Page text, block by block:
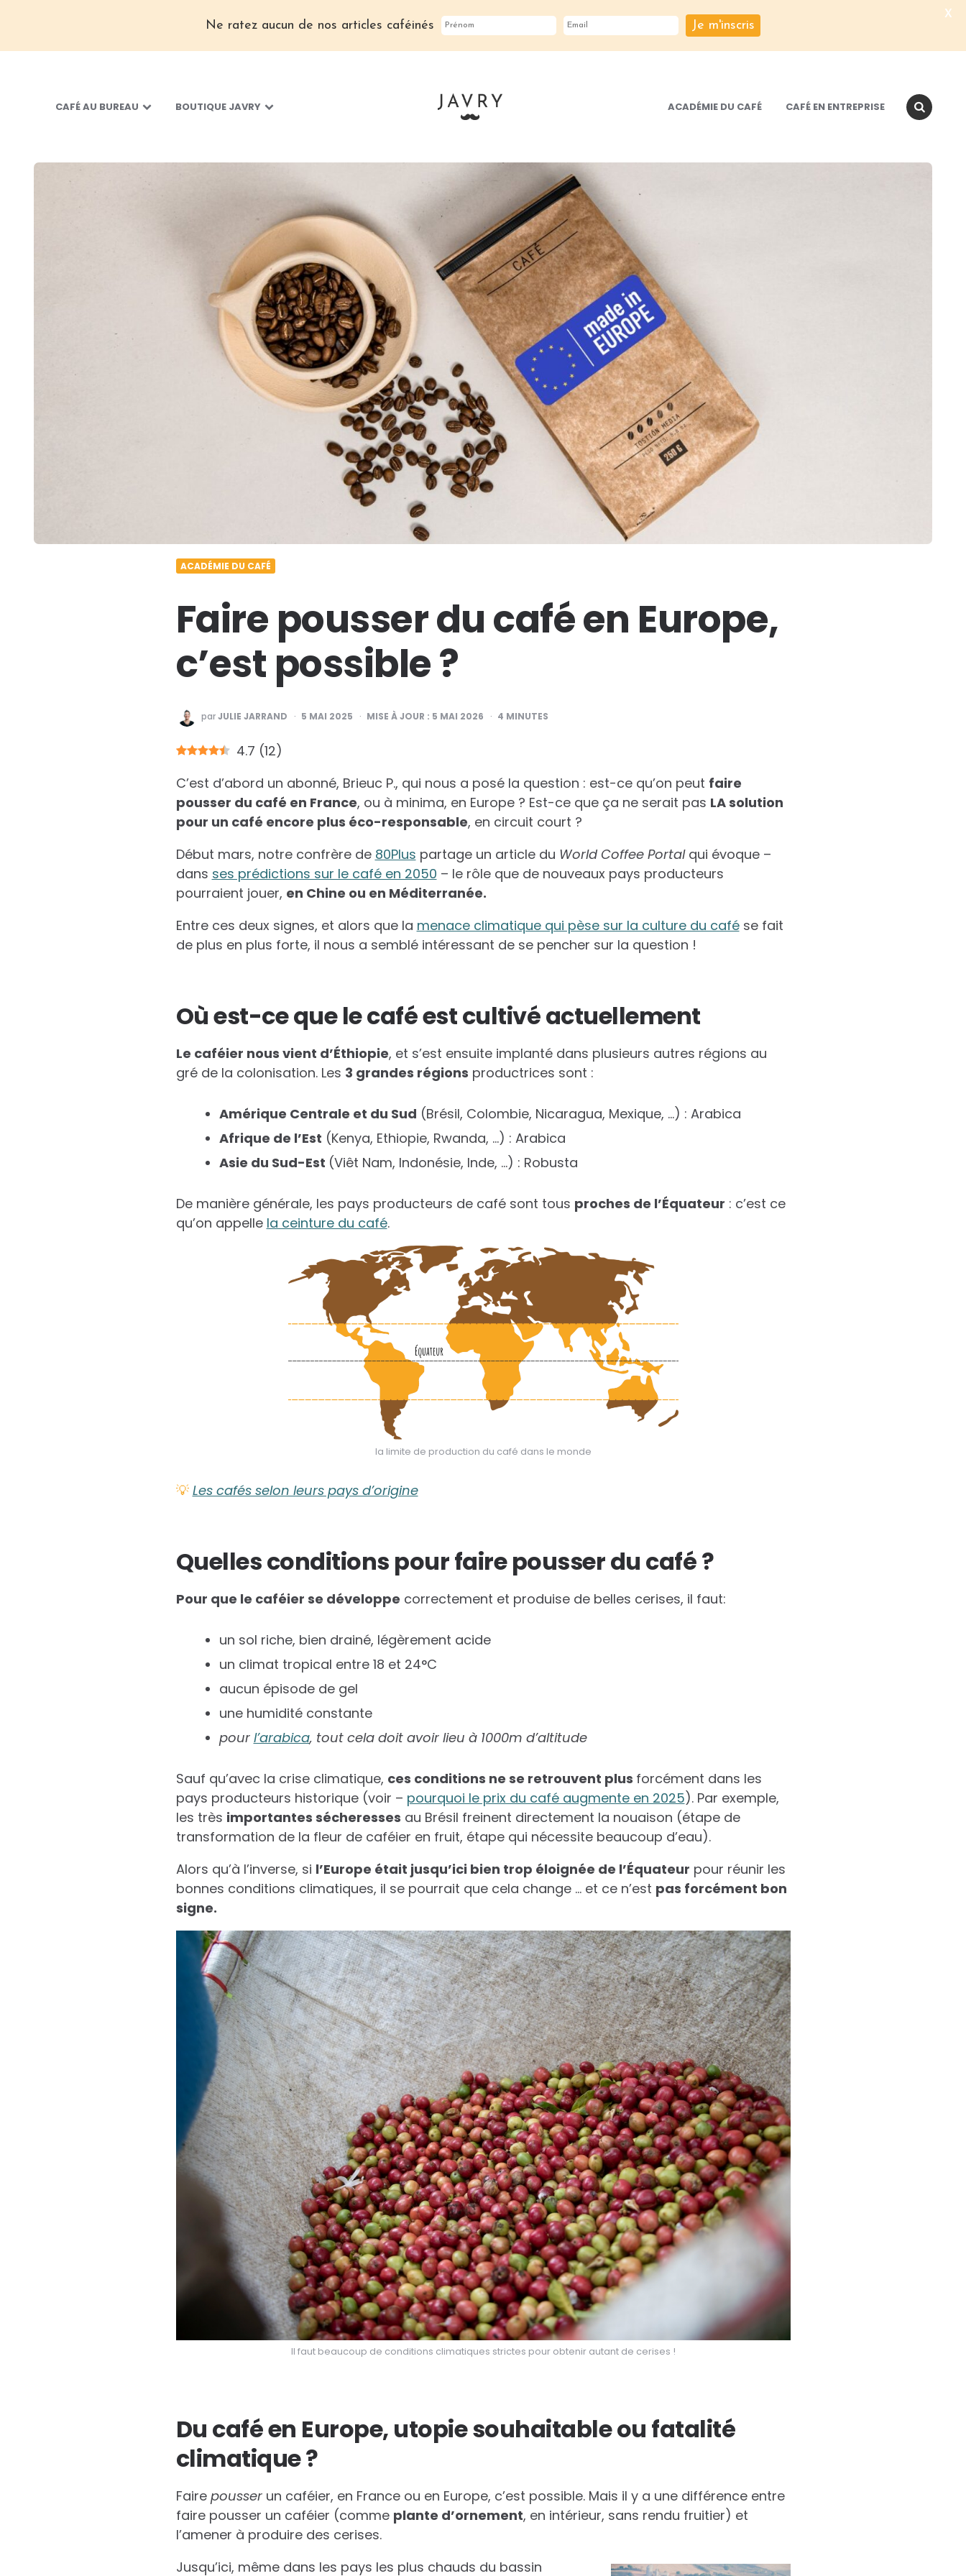
CAFÉ AU BUREAU BOUTIQUE JAVRY ACADÉMIE DU CAFÉ CAFÉ EN ENTREPRISE
ACADÉMIE DU CAFÉ
Faire pousser du café en Europe,
c’est possible ?
PUBLIÉ
PAR
parJULIE JARRAND 5 MAI 2025 MISE À JOUR : 5 MAI 2026 4 MINUTES
4.7 (12)
C’est d’abord un abonné, Brieuc P., qui nous a posé la question : est-ce qu’on peut faire
pousser du café en France, ou à minima, en Europe ? Est-ce que ça ne serait pas LA solution
pour un café encore plus éco-responsable, en circuit court ?
Début mars, notre confrère de 80Plus partage un article du World Coffee Portal qui évoque –
dans ses prédictions sur le café en 2050 – le rôle que de nouveaux pays producteurs
pourraient jouer, en Chine ou en Méditerranée.
Entre ces deux signes, et alors que la menace climatique qui pèse sur la culture du cafése fait
de plus en plus forte, il nous a semblé intéressant de se pencher sur la question !
Où est-ce que le café est cultivé actuellement
Le caféier nous vient d’Éthiopie, et s’est ensuite implanté dans plusieurs autres régions au
gré de la colonisation. Les 3 grandes régions productrices sont :
Amérique Centrale et du Sud (Brésil, Colombie, Nicaragua, Mexique, …) : Arabica
Afrique de l’Est (Kenya, Ethiopie, Rwanda, …) : Arabica
Asie du Sud-Est (Viêt Nam, Indonésie, Inde, …) : Robusta
De manière générale, les pays producteurs de café sont tous proches de l’Équateur : c’est ce
qu’on appelle la ceinture du café.
la limite de production du café dans le monde
💡 Les cafés selon leurs pays d’origine
Quelles conditions pour faire pousser du café ?
Pour que le caféier se développe correctement et produise de belles cerises, il faut:
un sol riche, bien drainé, légèrement acide
un climat tropical entre 18 et 24°C
aucun épisode de gel
une humidité constante
pour l’arabica, tout cela doit avoir lieu à 1000m d’altitude
Sauf qu’avec la crise climatique, ces conditions ne se retrouvent plus forcément dans les
pays producteurs historique (voir – pourquoi le prix du café augmente en 2025). Par exemple,
les très importantes sécheresses au Brésil freinent directement la nouaison (étape de
transformation de la fleur de caféier en fruit, étape qui nécessite beaucoup d’eau).
Alors qu’à l’inverse, si l’Europe était jusqu’ici bien trop éloignée de l’Équateur pour réunir les
bonnes conditions climatiques, il se pourrait que cela change … et ce n’est pas forcément bon
signe.
Il faut beaucoup de conditions climatiques strictes pour obtenir autant de cerises !
Du café en Europe, utopie souhaitable ou fatalité
climatique ?
Faire pousserun caféier, en France ou en Europe, c’est possible. Mais il y a une différence entre
faire pousser un caféier (comme plante d’ornement, en intérieur, sans rendu fruitier) et
l’amener à produire des cerises.
Jusqu’ici, même dans les pays les plus chauds du bassin
Ne ratez aucun de nos articles caféinés Je m'inscris
X